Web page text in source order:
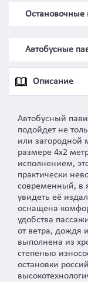
Остановочные
Автобусные
Описание
Автобусный
подойдет не
или загородной
размере 4х2
исполнением,
практически
современный, в
увидеть её
оснащена
удобства
от ветра, дождя
выполнена из
степенью
остановки